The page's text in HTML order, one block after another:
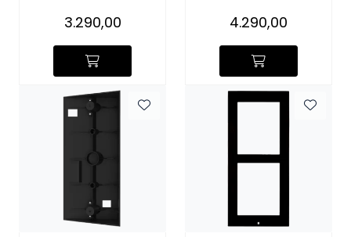
3.290,00 4.290,00